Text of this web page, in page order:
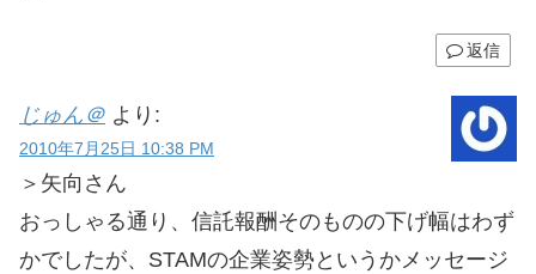
返信
じゅん＠ より:
2010年7月25日 10:38 PM
＞矢向さん
おっしゃる通り、信託報酬そのものの下げ幅はわず
かでしたが、STAMの企業姿勢というかメッセージ